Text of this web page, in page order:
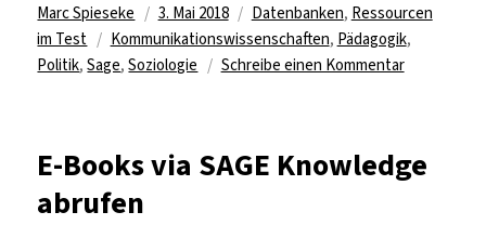
Autor
Marc Spieseke
Veröffentlicht
am
3. Mai 2018 Kategorien
Datenbanken, Ressourcen
im Test
Schlagwörter
Kommunikationswissenschaften, Pädagogik,
Politik,Sage,Soziologie Schreibe einen Kommentarzu
Datenbank
E-Books via SAGE Knowledge
abrufen